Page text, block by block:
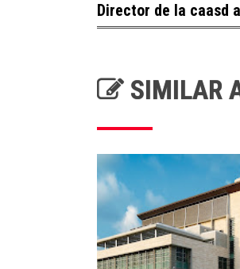
Director de la caasd
SIMILAR